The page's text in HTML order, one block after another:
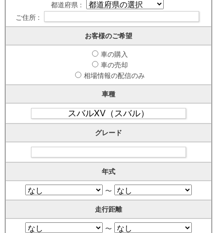
都道府県 :
ご住所 :
お客様のご希望
車の購入
車の売却
相場情報の配信のみ
車種
グレード
年式
〜
走行距離
〜